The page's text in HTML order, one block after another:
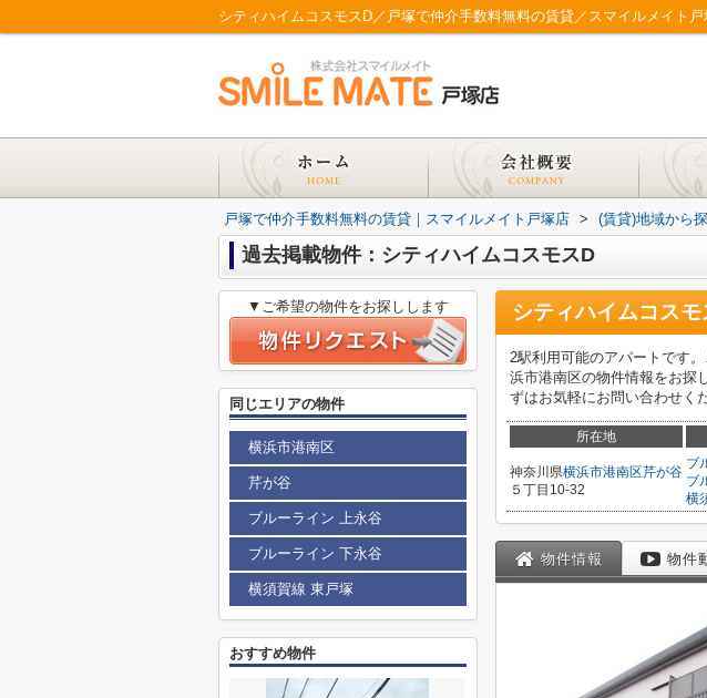
シティハイムコスモスD／戸塚で仲介手数料無料の賃貸／スマイルメイト戸
戸塚で仲介手数料無料の賃貸｜スマイルメイト戸塚店 > (賃貸)地域から
過去掲載物件：シティハイムコスモスD
シティハイムコスモ
2駅利用可能のアパートです
浜市港南区の物件情報をお探
ずはお気軽にお問い合わせく
所在地
神奈川県横浜市港南区芹が谷
５丁目10-32
ブ
ブ
横
物件情報 物件
▼ご希望の物件をお探しします
同じエリアの物件
横浜市港南区
芹が谷
ブルーライン 上永谷
ブルーライン 下永谷
横須賀線 東戸塚
おすすめ物件